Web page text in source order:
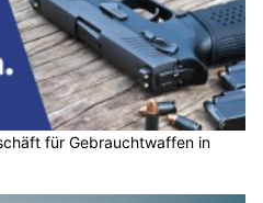
für Gebrauchtwaffen in